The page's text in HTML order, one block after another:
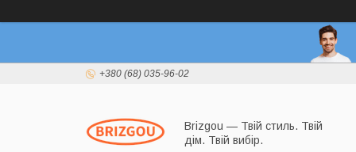
+380 (68) 035-96-02
Brizgou — Твій стиль. Твій
дім. Твій вибір.